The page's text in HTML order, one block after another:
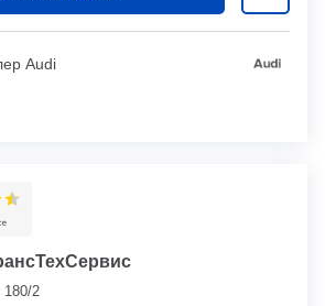
Audi
2